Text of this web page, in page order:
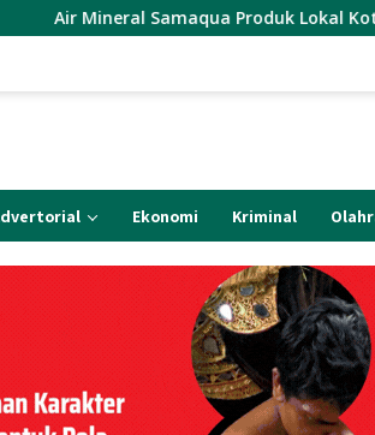
Produk Lokal Kota Samarinda
Ekonomi Kriminal